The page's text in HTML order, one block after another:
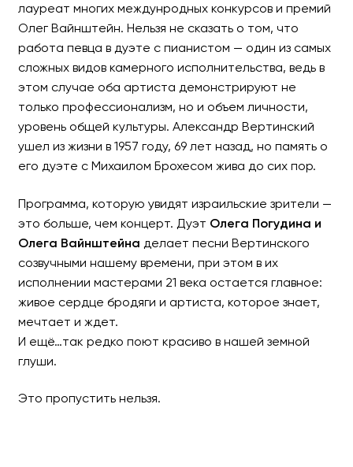
лауреат многих междунродных конкурсов и премий
Олег Вайнштейн. Нельзя не сказать о том, что
работа певца в дуэте с пианистом — один из самых
сложных видов камерного исполнительства, ведь в
этом случае оба артиста демонстрируют не
только профессионализм, но и объем личности,
уровень общей культуры. Александр Вертинский
ушел из жизни в 1957 году, 69 лет назад, но память о
его дуэте с Михаилом Брохесом жива до сих пор.
Программа, которую увидят израильские зрители —
это больше, чем концерт. Дуэт Олега Погудина и
Олега Вайнштейна делает песни Вертинского
созвучными нашему времени, при этом в их
исполнении мастерами 21 века остается главное:
живое сердце бродяги и артиста, которое знает,
мечтает и ждет.
И ещё…так редко поют красиво в нашей земной
глуши.
Это пропустить нельзя.